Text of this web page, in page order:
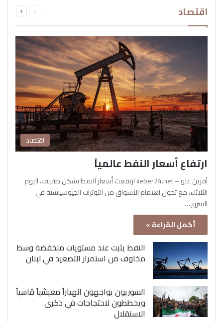
اقتصاد الصفحةالصفحة
اقتصاد
ارتفاع أسعار النفط عالمياً
آفرين علو – xeber24.net ارتفعت أسعار النفط بشكل طفيف، اليوم
الثلاثاء، مع تحول اهتمام الأسواق من التوترات الجيوسياسية في
الشرق…
أكمل القراءة »
النفط يثبت عند مستويات منخفضة وسط
مخاوف من استمرار التصعيد في لبنان
السوريون يواجهون انهياراً معيشياً قاسياً
ويخططون لاحتجاجات في ذكرى
الاستقلال